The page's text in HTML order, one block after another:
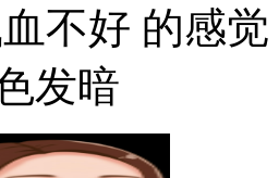
不好 的感
发暗